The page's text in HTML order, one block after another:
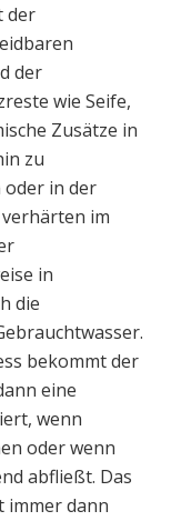
der
der
wie Seife,
Zusätze in
zu
in der
im
in
die
bekommt der
eine
wenn
oder wenn
abfließt. Das
immer dann